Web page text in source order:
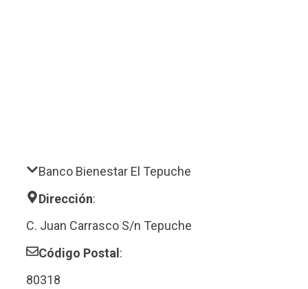
Banco Bienestar El Tepuche
Dirección:
C. Juan Carrasco S/n Tepuche
Código Postal :
80318